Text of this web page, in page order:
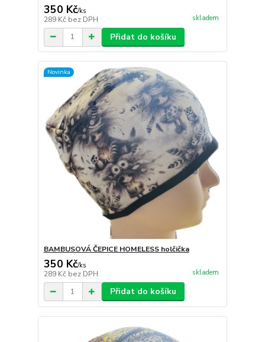
350 Kč/ks
289 Kč bez DPH skladem
Přidat do košíku
Novinka
BAMBUSOVÁ ČEPICE HOMELESS holčička
350 Kč/ks
289 Kč bez DPH skladem
Přidat do košíku